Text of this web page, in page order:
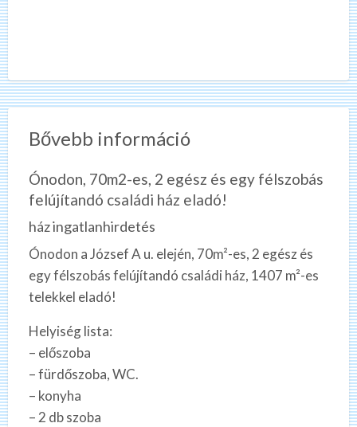
Bővebb információ
Ónodon, 70m2-es, 2 egész és egy félszobás
felújítandó családi ház eladó!
ház ingatlanhirdetés
Ónodon a József A u. elején, 70m²-es, 2 egész és
egy félszobás felújítandó családi ház, 1407 m²-es
telekkel eladó!
Helyiség lista:
– előszoba
– fürdőszoba, WC.
– konyha
– 2 db szoba